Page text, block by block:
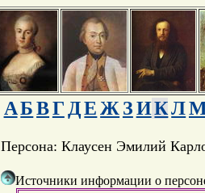
АБВГ ДЕ Ж ЗИКЛ
Персона: Клаусен Эмилий
Источники информации о